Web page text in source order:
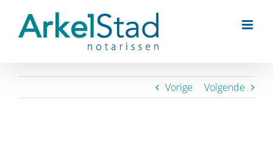
inhoud
Vorige Volgende